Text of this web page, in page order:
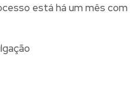
está há um mês